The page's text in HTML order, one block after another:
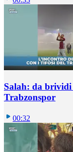
Salah: da brividi
Trabzonspor
00:32